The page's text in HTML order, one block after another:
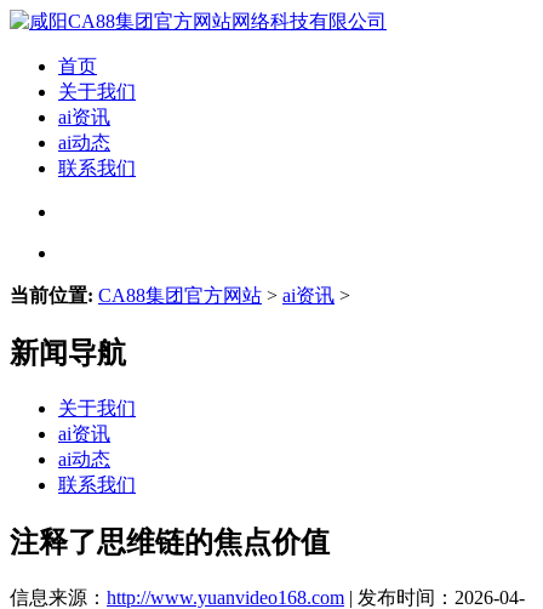
首页
关于我们
ai资讯
ai动态
联系我们
当前位置: CA88集团官方网站 > ai资讯 >
新闻导航
关于我们
ai资讯
ai动态
联系我们
注释了思维链的焦点价值
信息来源： http://www.yuanvideo168.com | 发布时间：2026-04-